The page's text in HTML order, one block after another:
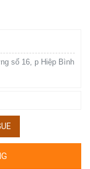
số 16, p Hiệp Bình